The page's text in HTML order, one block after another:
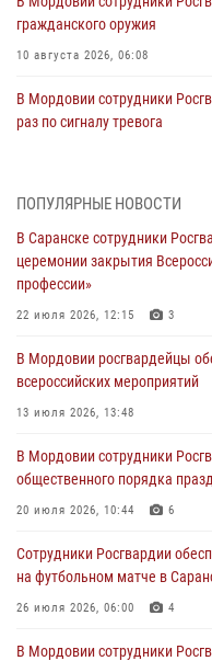
гражданского оружия
10 августа 2026, 06:08
В Мордовии сотрудники
раз по сигналу тревога
Спортивные достижения
08 августа 2026, 06:15
Итоги работы подразделений
Росгвардии за июль
Сотрудники Росгвардии
телесных повреждений соседу
Команда Управления
участие в чемпионате
ПОПУЛЯРНЫЕ НОВОСТИ
В Саранске сотрудники
церемонии закрытия
профессии»
22 июля 2026, 12:15 3
В Мордовии росгвардейцы
всероссийских мероприятий
13 июля 2026, 13:48
В Мордовии сотрудники
общественного порядка
20 июля 2026, 10:44 6
Сотрудники Росгвардии
на футбольном матче в
26 июля 2026, 06:00 4
В Мордовии сотрудники